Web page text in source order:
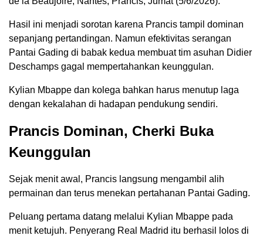
Hasil ini menjadi sorotan karena Prancis tampil dominan
sepanjang pertandingan. Namun efektivitas serangan
Pantai Gading di babak kedua membuat tim asuhan Didier
Deschamps gagal mempertahankan keunggulan.
Kylian Mbappe dan kolega bahkan harus menutup laga
dengan kekalahan di hadapan pendukung sendiri.
Prancis Dominan, Cherki Buka
Keunggulan
Sejak menit awal, Prancis langsung mengambil alih
permainan dan terus menekan pertahanan Pantai Gading.
Peluang pertama datang melalui Kylian Mbappe pada
menit ketujuh. Penyerang Real Madrid itu berhasil lolos di